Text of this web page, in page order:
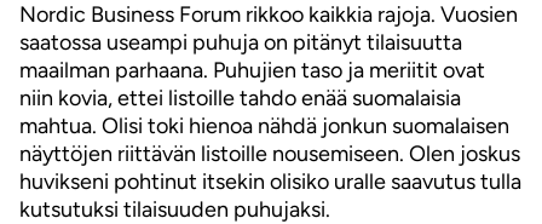
Nordic Business Forum rikkoo kaikkia rajoja. Vuosien
saatossa useampi puhuja on pitänyt tilaisuutta
maailman parhaana. Puhujien taso ja meriitit ovat
niin kovia, ettei listoille tahdo enää suomalaisia
mahtua. Olisi toki hienoa nähdä jonkun suomalaisen
näyttöjen riittävän listoille nousemiseen. Olen joskus
huvikseni pohtinut itsekin olisiko uralle saavutus tulla
kutsutuksi tilaisuuden puhujaksi.